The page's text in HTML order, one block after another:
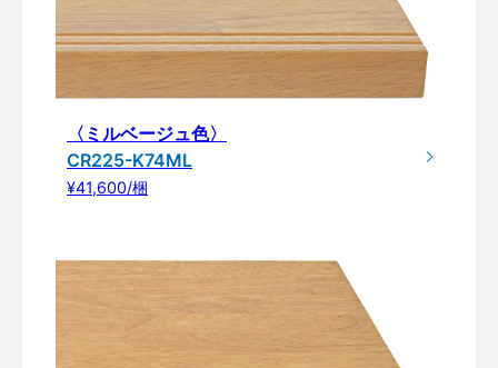
〈ミルベージュ色〉
CR225-K74ML
¥41,600/梱